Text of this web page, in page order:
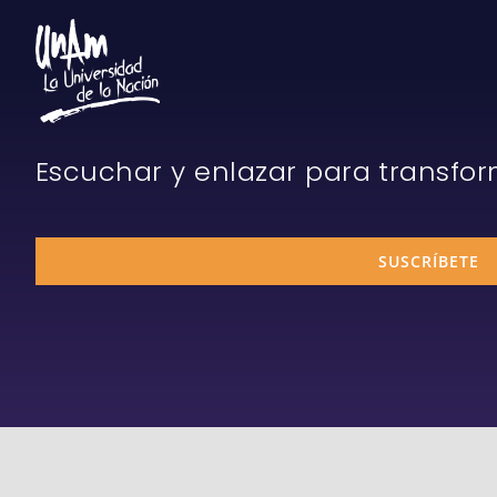
Escuchar y enlazar para
SUSCRÍBETE